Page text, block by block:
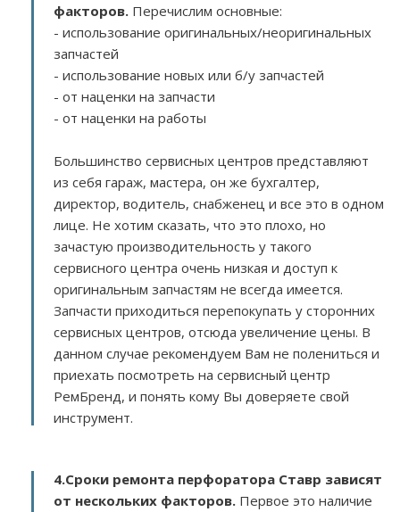
факторов. Перечислим основные:
- использование оригинальных/неоригинальных
запчастей
- использование новых или б/у запчастей
- от наценки на запчасти
- от наценки на работы
Большинство сервисных центров представляют
из себя гараж, мастера, он же бухгалтер,
директор, водитель, снабженец и все это в одном
лице. Не хотим сказать, что это плохо, но
зачастую производительность у такого
сервисного центра очень низкая и доступ к
оригинальным запчастям не всегда имеется.
Запчасти приходиться перепокупать у сторонних
сервисных центров, отсюда увеличение цены. В
данном случае рекомендуем Вам не полениться и
приехать посмотреть на сервисный центр
РемБренд, и понять кому Вы доверяете свой
инструмент.
4.Сроки ремонта перфоратора Ставр зависят
от нескольких факторов. Первое это наличие